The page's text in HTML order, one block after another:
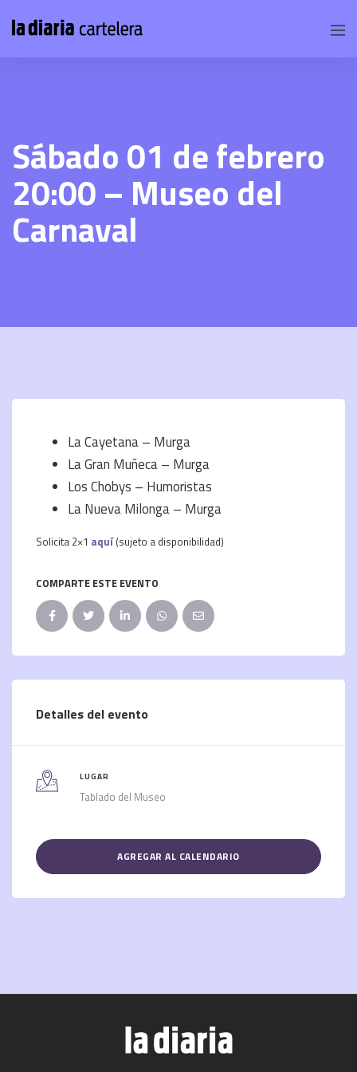
Sábado 01 de febrero
20:00 – Museo del
Carnaval
La Cayetana – Murga
La Gran Muñeca – Murga
Los Chobys – Humoristas
La Nueva Milonga – Murga
Solicita 2×1 aquí (sujeto a disponibilidad)
COMPARTE ESTE EVENTO
Detalles del evento
LUGAR
Tablado del Museo
AGREGAR AL CALENDARIO